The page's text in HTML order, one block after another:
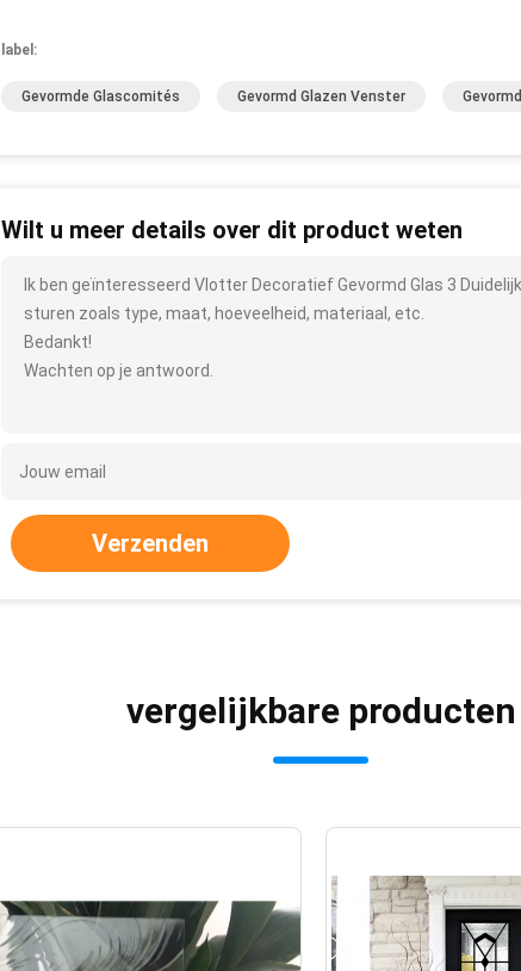
label:
Gevormde Glascomités Gevormd Glazen Venster
Wilt u meer details over dit product weten
Ik ben geïnteresseerd Vlotter Decoratief Gevormd Glas 3
sturen zoals type, maat, hoeveelheid, materiaal, etc.
Bedankt!
Wachten op je antwoord.
Verzenden
vergelijkbare producten